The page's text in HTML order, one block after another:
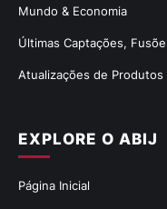
EXPLORE O ABIJ
Página Inicial
Mundo & Economia
Últimas Captações,
Atualizações de Produtos